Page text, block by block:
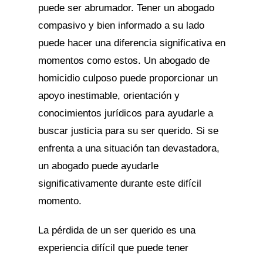
puede ser abrumador. Tener un abogado
compasivo y bien informado a su lado
puede hacer una diferencia significativa en
momentos como estos. Un abogado de
homicidio culposo puede proporcionar un
apoyo inestimable, orientación y
conocimientos jurídicos para ayudarle a
buscar justicia para su ser querido. Si se
enfrenta a una situación tan devastadora,
un abogado puede ayudarle
significativamente durante este difícil
momento.
La pérdida de un ser querido es una
experiencia difícil que puede tener